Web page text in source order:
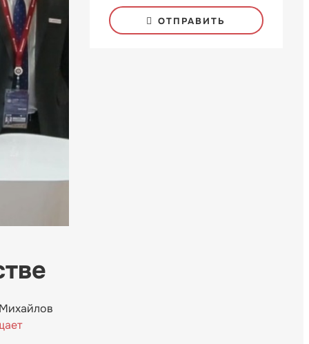
ОТПРАВИТЬ